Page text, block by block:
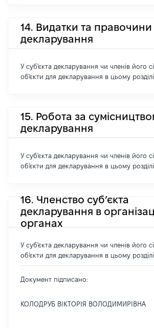
14. Видатки та правочини
декларування
У суб'єкта декларування чи членів його
об'єкти для декларування в цьому
15. Робота за
декларування
У суб'єкта декларування чи членів його
об'єкти для декларування в цьому
16. Членство суб’єкта
декларування в
органах
У суб'єкта декларування чи членів його
об'єкти для декларування в цьому
Документ підписано:
КОЛОДРУБ ВІКТОРІЯ ВОЛОДИМИРІВНА